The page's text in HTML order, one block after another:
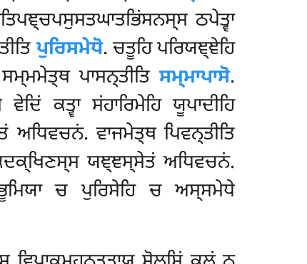
ਠਪੇਤ੍ਵਾ
ਪੁਰਿਸਮੇਧੋ. ਚਤੂਹਿ ਪਰਿਯਞ੍ਞੇਹਿ
ਪਾਸਨ੍ਤੀਤਿਸਮ੍ਮਾਪਾਸੋ.
ਕਤ੍ਵਾ ਸਂਹਾਰਿਮੇਹਿ ਯੂਪਾਦੀਹਿ
ਵਾਜਮੇਤ੍ਥ ਪਿਵਨ੍ਤੀਤਿ
ਯਞ੍ਞਸ੍ਸੇਤਂ ਅਧਿਵਚਨਂ.
ਚ ਪੁਰਿਸੇਹਿ ਚ ਅਸ੍ਸਮੇਧੇ